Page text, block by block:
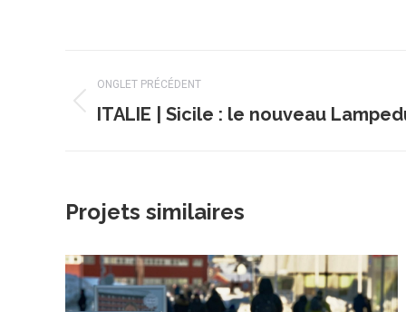
Navigation
de
ONGLET PRÉCÉDENT
Onglet
ITALIE | Sicile : le nouveau
Projets similaires